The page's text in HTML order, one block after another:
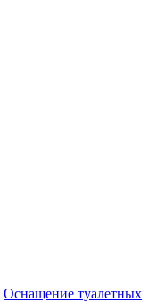
Оснащение туалетных